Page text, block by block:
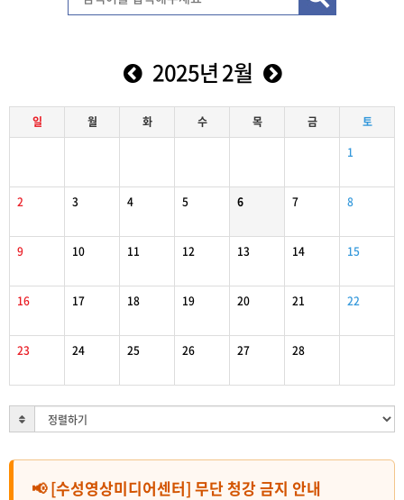
2025년 2월
일 월 화 수 목 금
토
1
2 3 4 5 6 7 8
9 10 11 12 13 14 15
16 17 18 19 20 21 22
23 24 25 26 27 28
📢 [수성영상미디어센터] 무단 청강 금지 안내